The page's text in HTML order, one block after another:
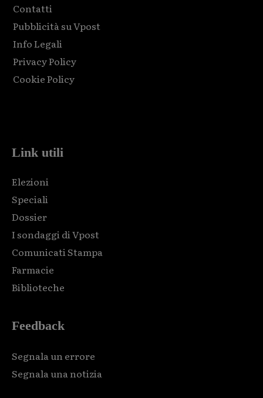
Contatti
Pubblicità su Vpost
Info Legali
Privacy Policy
Cookie Policy
Link utili
Elezioni
Speciali
Dossier
I sondaggi di Vpost
Comunicati Stampa
Farmacie
Biblioteche
Feedback
Segnala un errore
Segnala una notizia